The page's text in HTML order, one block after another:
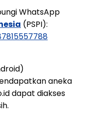
WhatsApp
(PSPI):
aneka
dapat diakses